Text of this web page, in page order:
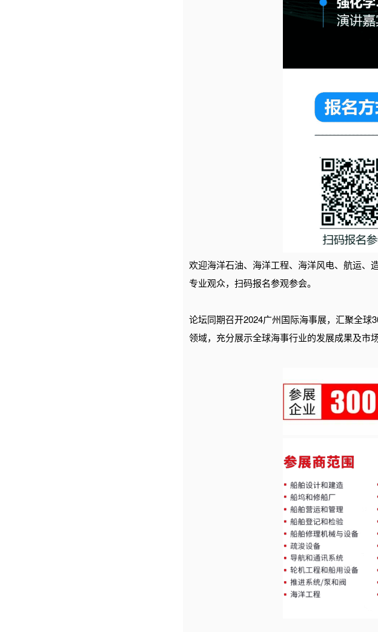
欢迎海洋石油、海洋工程、海洋风电、航运、
专业观众，扫码报名参观参会。
论坛同期召开2024广州国际海事展，汇聚全
领域，充分展示全球海事行业的发展成果及市